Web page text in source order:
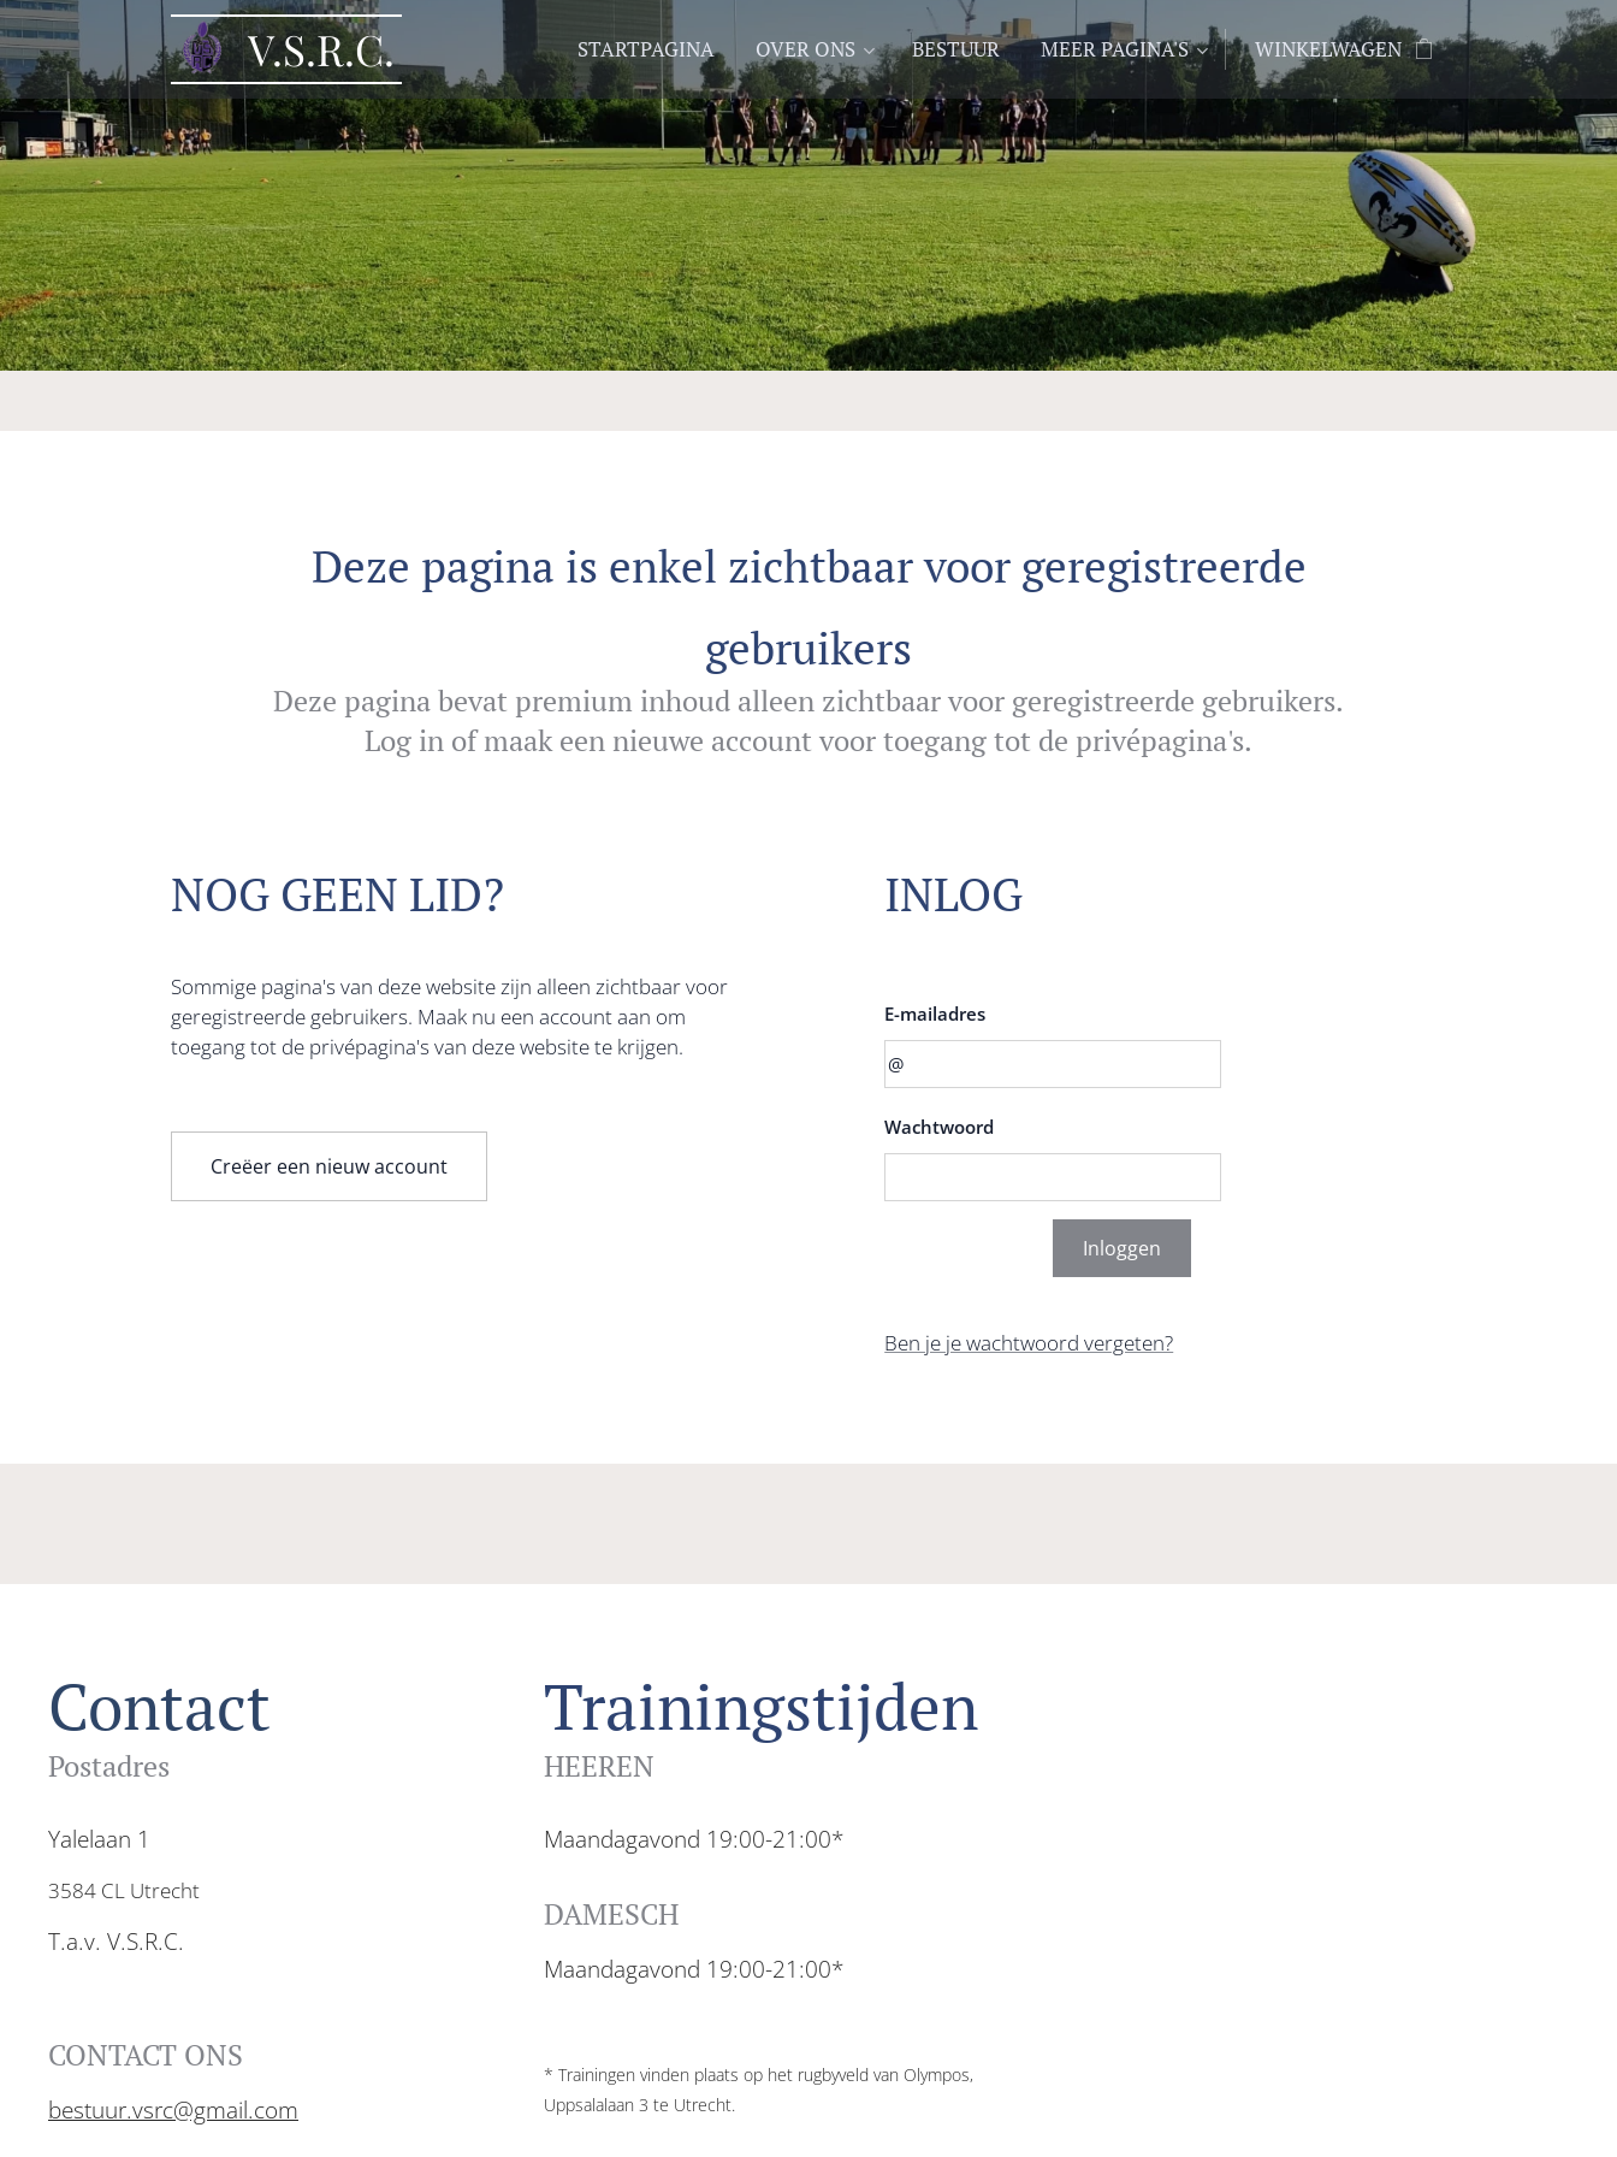
V.S.R.C. STARTPAGINA OVER ONS BESTUUR MEER PAGINA'S WINKELWAGEN
Deze pagina is enkel zichtbaar voor geregistreerde
gebruikers
Deze pagina bevat premium inhoud alleen zichtbaar voor geregistreerde gebruikers.
Log in of maak een nieuwe account voor toegang tot de privépagina's.
NOG GEEN LID?
Sommige pagina's van deze website zijn alleen zichtbaar voor
geregistreerde gebruikers. Maak nu een account aan om
toegang tot de privépagina's van deze website te krijgen.
Creëer een nieuw account
INLOG
E-mailadres
Wachtwoord
Inloggen
Ben je je wachtwoord vergeten?
Contact
Postadres
Yalelaan 1
3584 CL Utrecht
T.a.v. V.S.R.C.
CONTACT ONS
bestuur.vsrc@gmail.com
Trainingstijden
HEEREN
Maandagavond 19:00-21:00*
DAMESCH
Maandagavond 19:00-21:00*
* Trainingen vinden plaats op het rugbyveld van Olympos,
Uppsalalaan 3 te Utrecht.